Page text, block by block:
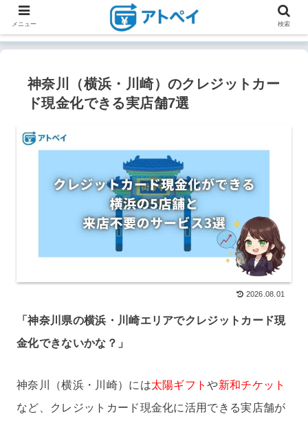
神奈川（横浜・川崎）のクレジットカー
ド現金化できる実店舗7選
2026.08.01
「神奈川県の横浜・川崎エリアでクレジットカード現
金化できないかな？」
神奈川（横浜・川崎）には太陽ギフトや新和チケット
など、クレジットカード現金化に活用できる実店舗が
メニュー 検索